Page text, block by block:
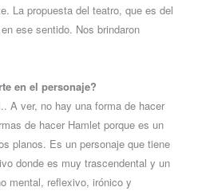
La propuesta del teatro, que es del
ese sentido. Nos brindaron
en el personaje?
A ver, no hay una forma de hacer
de hacer Hamlet porque es un
planos. Es un personaje que tiene
donde es muy trascendental y un
mental, reflexivo, irónico y